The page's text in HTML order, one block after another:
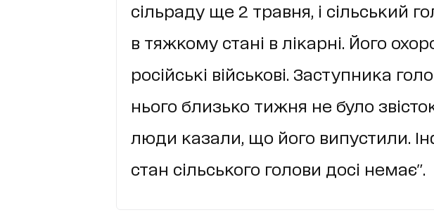
сільраду ще 2 травня, і сільський
в тяжкому стані в лікарні. Його
російські військові. Заступника
нього близько тижня не було
люди казали, що його випустили.
стан сільського голови досі немає".